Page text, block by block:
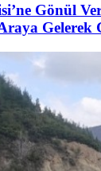
Gönül
Gelerek